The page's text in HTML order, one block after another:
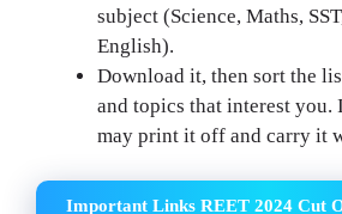
subject (Science, Maths,
English).
Download it, then sort the
and topics that interest you.
may print it off and carry it
Important Links REET 2024 Cut